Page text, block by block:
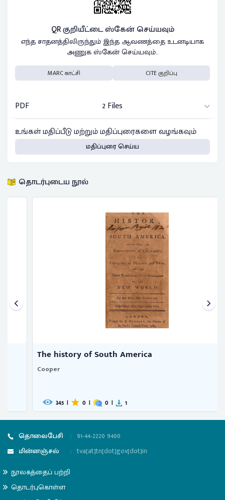
QR குறியீட்டை ஸ்கேன் செய்யவும்
எந்த சாதனத்திலிருந்தும் இந்த ஆவணத்தை உடனடியாக
அணுக ஸ்கேன் செய்யவும்..
MARC காட்சி CITE குறிப்பு
PDF
2 Files
உங்கள் மதிப்பீடு மற்றும் மதிப்புரைகளை வழங்கவும்
மதிப்புரை செய்ய
தொடர்புடைய நூல்
The history of South America
| 0 0 1
தொலைபேசி : 91-44-2220 9400
மின்னஞ்சல்
: tva[at]tn[dot]gov[dot]in
நூலகத்தைப் பற்றி
தொடர்புகொள்ள